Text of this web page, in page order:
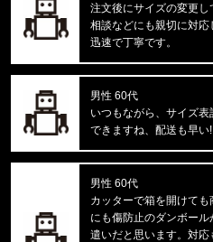
福岡県のお客様ご注文
BEN DAVIS/ベンデイビス
SOUVENIR EMB TEE C-
福岡県のお客様ご注文あ
47 Brand/フォーティーセブ
福岡県のお客様ご注文あ
THE NORTH FACE/ノース
M EVOLUTION SIMPLE
注文後にサイズの変更
相談などにも親切に対
迅速で丁寧です。
男性 60代
いつもながら、サイズ
できますね、配送も早
男性 60代
カッターで箱を開けて
にも傷防止のダンボー
遣いだと思います。対